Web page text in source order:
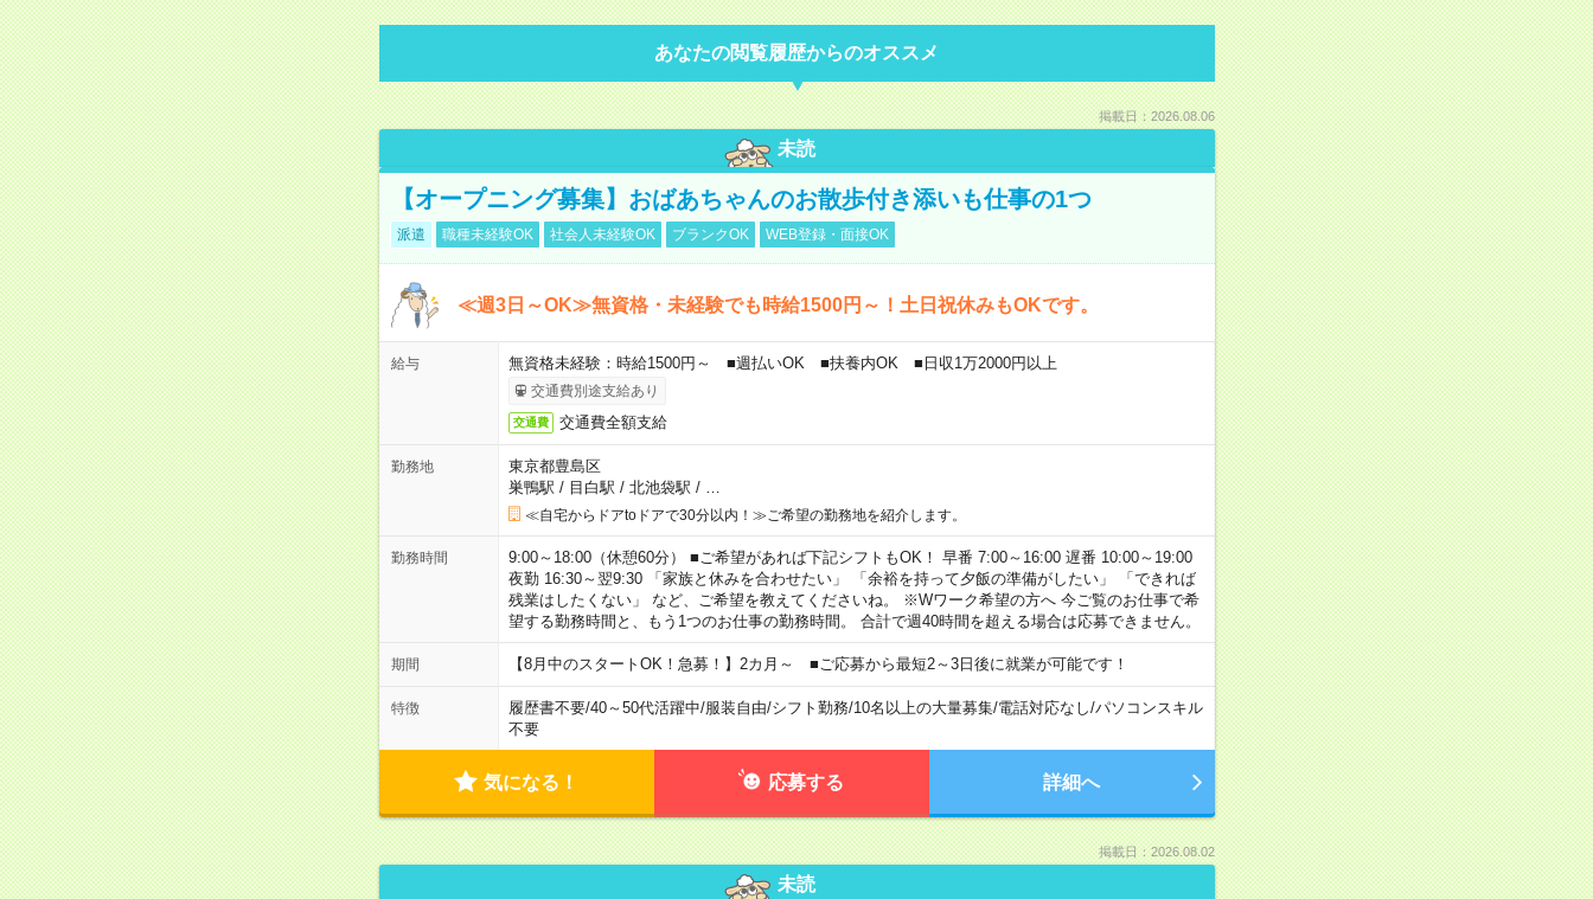
あなたの閲覧履歴からのオススメ
掲載日：2026.08.06
未読
【オープニング募集】おばあちゃんのお散歩付き添いも仕事の1つ
派遣 職種未経験OK 社会人未経験OK ブランクOK WEB登録・面接OK
≪週3日～OK≫無資格・未経験でも時給1500円～！土日祝休みもOKです。
給与 無資格未経験：時給1500円～ ■週払いOK ■扶養内OK ■日収1万2000円以上
交通費別途支給あり
交通費 交通費全額支給
勤務地
東京都豊島区
巣鴨駅 / 目白駅 / 北池袋駅 /
≪自宅からドアtoドアで30分以内！≫ご希望の勤務地を紹介します。
勤務時間
9:00～18:00（休憩60分） ■ご希望があれば下記シフトもOK！ 早番 7:00～16:00 遅番 10:00～19:00
夜勤 16:30～翌9:30 「家族と休みを合わせたい」 「余裕を持って夕飯の準備がしたい」 「できれば
残業はしたくない」 など、ご希望を教えてくださいね。 ※Wワーク希望の方へ 今ご覧のお仕事で希
望する勤務時間と、もう1つのお仕事の勤務時間。 合計で週40時間を超える場合は応募できません。
期間 【8月中のスタートOK！急募！】2カ月～ ■ご応募から最短2～3日後に就業が可能です！
特徴 履歴書不要/40～50代活躍中/服装自由/シフト勤務/10名以上の大量募集/電話対応なし/パソコンスキル
不要
気になる！ 応募する 詳細へ
掲載日：2026.08.02
未読